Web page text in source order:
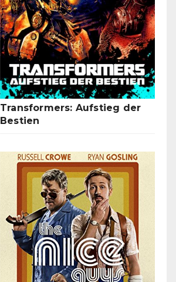
Transformers: Aufstieg der
Bestien